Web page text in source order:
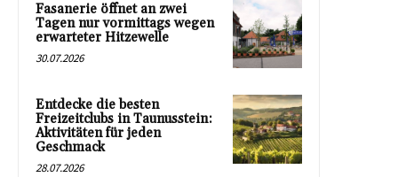
Fasanerie öffnet an zwei
Tagen nur vormittags wegen
erwarteter Hitzewelle
30.07.2026
Entdecke die besten
Freizeitclubs in Taunusstein:
Aktivitäten für jeden
Geschmack
28.07.2026